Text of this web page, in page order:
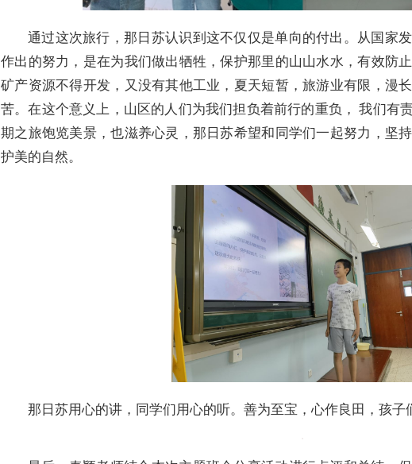
通过这次旅行，那日苏认识到这不仅仅是单向的付出。从国家
作出的努力，是在为我们做出牺牲，保护那里的山山水水，有效防
矿产资源不得开发，又没有其他工业，夏天短暂，旅游业有限，漫
苦。在这个意义上，山区的人们为我们担负着前行的重负， 我们有
期之旅饱览美景，也滋养心灵，那日苏希望和同学们一起努力，坚
护美的自然。
那日苏用心的讲，同学们用心的听。善为至宝，心作良田，孩子